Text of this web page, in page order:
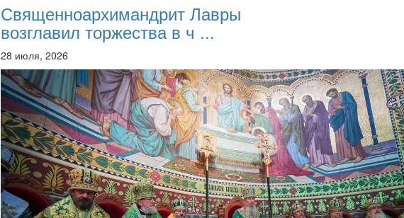
Священноархимандрит Лавры
возглавил торжества в ч ...
28 июля, 2026